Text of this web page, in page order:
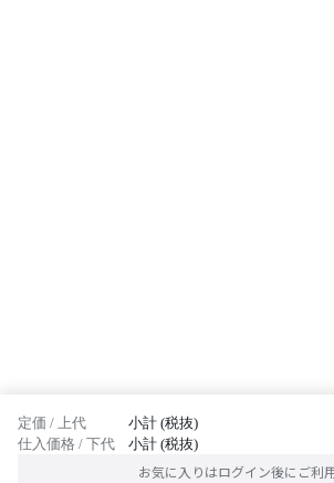
定価 / 上代 小計 (税抜)
仕入価格 / 下代 小計 (税抜)
お気に入りはログイン後にご利